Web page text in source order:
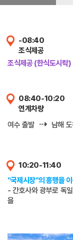
-08:40
조식제공
조식제공 (한식도시락)
08:40-10:20
연계차량
여수 출발 ⇢ 남해
10:20-11:40
"국제시장"의 흥행을
- 간호사와 광부로 독
을